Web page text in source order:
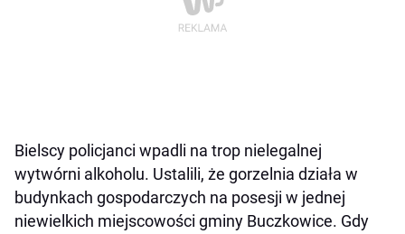
Bielscy policjanci wpadli na trop nielegalnej
wytwórni alkoholu. Ustalili, że gorzelnia działa w
budynkach gospodarczych na posesji w jednej
niewielkich miejscowości gminy Buczkowice. Gdy